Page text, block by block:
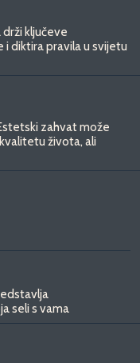
ključeve
diktira pravila u svijetu
zahvat može
života, ali
seli s vama